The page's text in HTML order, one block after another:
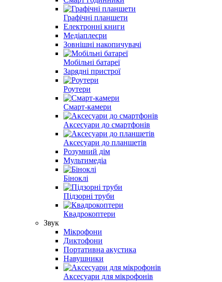
Графічні планшети
Електронні книги
Медіаплеєри
Зовнішні накопичувачі
Мобільні батареї
Зарядні пристрої
Роутери
Смарт-камери
Аксесуари до смартфонів
Аксесуари до планшетів
Розумний дім
Мультимедіа
Біноклі
Підзорні труби
Квадрокоптери
Звук
Мікрофони
Диктофони
Портативна акустика
Навушники
Аксесуари для мікрофонів